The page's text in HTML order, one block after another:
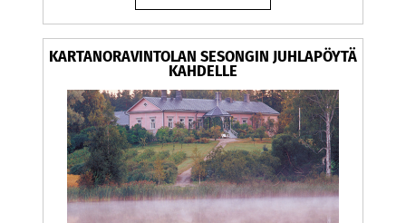
KARTANORAVINTOLAN SESONGIN JUHLAPÖYTÄ
KAHDELLE